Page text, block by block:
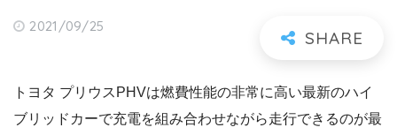
2021/09/25
トヨタ プリウスPHVは燃費性能の非常に高い最新のハイ
ブリッドカーで充電を組み合わせながら走行できるのが最